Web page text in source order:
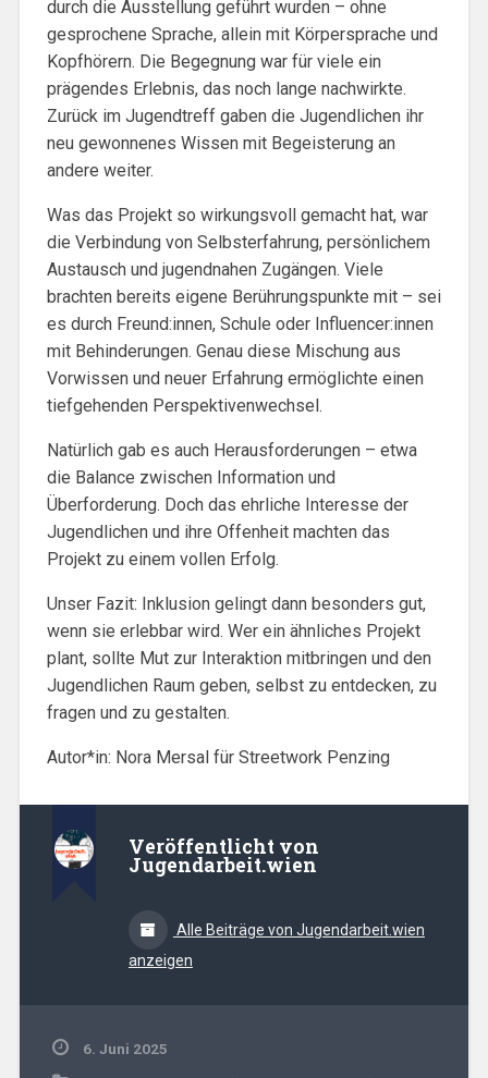
durch die Ausstellung geführt wurden – ohne
gesprochene Sprache, allein mit Körpersprache und
Kopfhörern. Die Begegnung war für viele ein
prägendes Erlebnis, das noch lange nachwirkte.
Zurück im Jugendtreff gaben die Jugendlichen ihr
neu gewonnenes Wissen mit Begeisterung an
andere weiter.
Was das Projekt so wirkungsvoll gemacht hat, war
die Verbindung von Selbsterfahrung, persönlichem
Austausch und jugendnahen Zugängen. Viele
brachten bereits eigene Berührungspunkte mit – sei
es durch Freund:innen, Schule oder Influencer:innen
mit Behinderungen. Genau diese Mischung aus
Vorwissen und neuer Erfahrung ermöglichte einen
tiefgehenden Perspektivenwechsel.
Natürlich gab es auch Herausforderungen – etwa
die Balance zwischen Information und
Überforderung. Doch das ehrliche Interesse der
Jugendlichen und ihre Offenheit machten das
Projekt zu einem vollen Erfolg.
Unser Fazit: Inklusion gelingt dann besonders gut,
wenn sie erlebbar wird. Wer ein ähnliches Projekt
plant, sollte Mut zur Interaktion mitbringen und den
Jugendlichen Raum geben, selbst zu entdecken, zu
fragen und zu gestalten.
Autor*in: Nora Mersal für Streetwork Penzing
Veröffentlicht von
Jugendarbeit.wien
Alle Beiträge von Jugendarbeit.wien
anzeigen
6. Juni 2025